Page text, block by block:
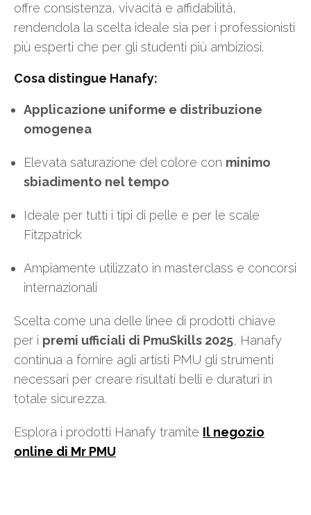
offre consistenza, vivacità e affidabilità,
rendendola la scelta ideale sia per i professionisti
più esperti che per gli studenti più ambiziosi.
Cosa distingue Hanafy:
Applicazione uniforme e distribuzione
omogenea
Elevata saturazione del colore con minimo
sbiadimento nel tempo
Ideale per tutti i tipi di pelle e per le scale
Fitzpatrick
Ampiamente utilizzato in masterclass e concorsi
internazionali
Scelta come una delle linee di prodotti chiave
per i premi ufficiali di PmuSkills 2025, Hanafy
continua a fornire agli artisti PMU gli strumenti
necessari per creare risultati belli e duraturi in
totale sicurezza.
Esplora i prodotti Hanafy tramite Il negozio
online di Mr PMU